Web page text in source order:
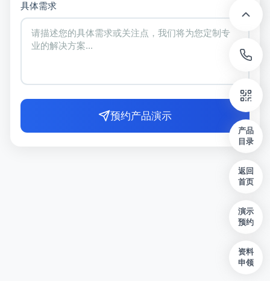
具体需求
预约产品演示
产品
目录
返回
首页
演示
预约
资料
申领